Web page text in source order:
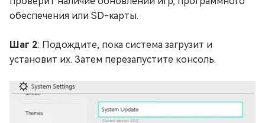
обеспечения или SD-карты.
Шаг 2: Подождите, пока система загрузит и
установит их. Затем перезапустите консоль.